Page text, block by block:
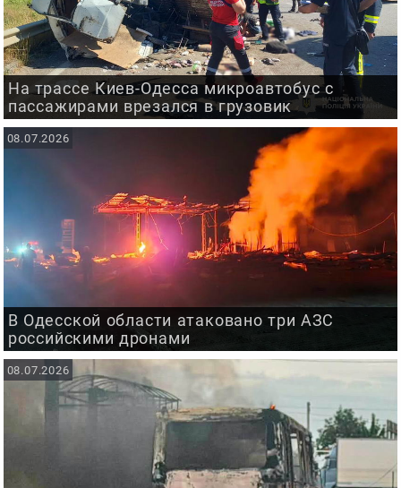
На трассе Киев-Одесса микроавтобус с
пассажирами врезался в грузовик
В Одесской области атаковано три АЗС
российскими дронами
08.07.2026
08.07.2026